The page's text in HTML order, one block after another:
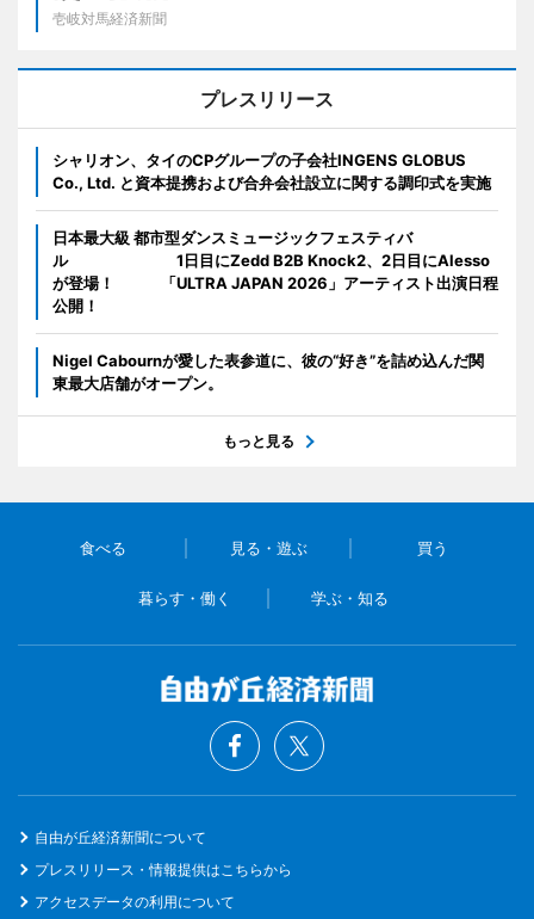
壱岐対馬経済新聞
プレスリリース
シャリオン、タイのCPグループの子会社INGENS GLOBUS
Co., Ltd. と資本提携および合弁会社設立に関する調印式を実施
日本最大級 都市型ダンスミュージックフェスティバ
ル 1日目にZedd B2B Knock2、2日目にAlesso
が登場！ 「ULTRA JAPAN 2026」アーティスト出演日程
公開！
Nigel Cabournが愛した表参道に、彼の“好き”を詰め込んだ関
東最大店舗がオープン。
もっと見る
食べる 見る・遊ぶ 買う
暮らす・働く 学ぶ・知る
自由が丘経済新聞について
プレスリリース・情報提供はこちらから
アクセスデータの利用について